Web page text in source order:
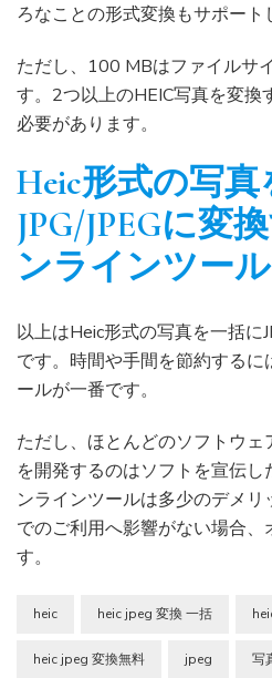
ろなことの形式変換もサポート
ただし、100 MBはファイルサ
す。2つ以上のHEIC写真を変換
必要があります。
Heic形式の写
JPG/JPEGに変
ンラインツー
以上はHeic形式の写真を一括に
です。時間や手間を節約する
ールが一番です。
ただし、ほとんどのソフトウ
を開発するのはソフトを宣伝
ンラインツールは多少のデメ
でのご利用へ影響がない場合
す。
heic heic jpeg 変換 一括
heic jpeg 変換無料 jpeg 写